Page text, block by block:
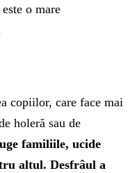
o mare
copiilor, care face mai
holeră sau de
familiile, ucide
altul. Desfrâul a